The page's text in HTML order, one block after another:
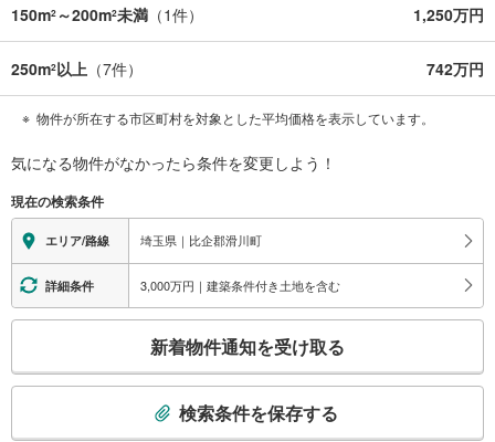
150m2 ～200m2未満 （1件） 1,250万円
250m2以上 （7件） 742万円
物件が所在する市区町村を対象とした平均価格を表示しています。
気になる物件がなかったら条件を変更しよう！
現在の検索条件
エリア/路線 埼玉県｜比企郡滑川町
詳細条件 3,000万円｜建築条件付き土地を含む
検
新着物件通知を受け取る
検索条件を保存する